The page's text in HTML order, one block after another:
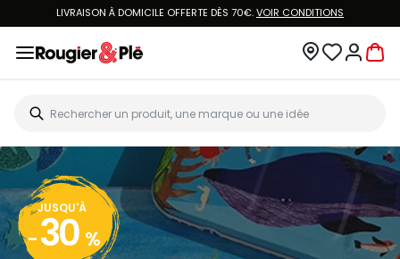
LIVRAISON À DOMICILE OFFERTE DÈS 70€.VOIR CONDITIONS
JUSQU'À
- 30 %